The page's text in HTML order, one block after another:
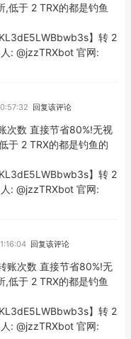
,低于 2 TRX的都是钓鱼
】转 2
: @jzzTRXbot 官网:
回复该评论
次数 直接节省80%!无视
于 2 TRX的都是钓鱼的
】转 2
: @jzzTRXbot 官网:
回复该评论
账次数 直接节省80%!无
,低于 2 TRX的都是钓鱼
】转 2
: @jzzTRXbot 官网: